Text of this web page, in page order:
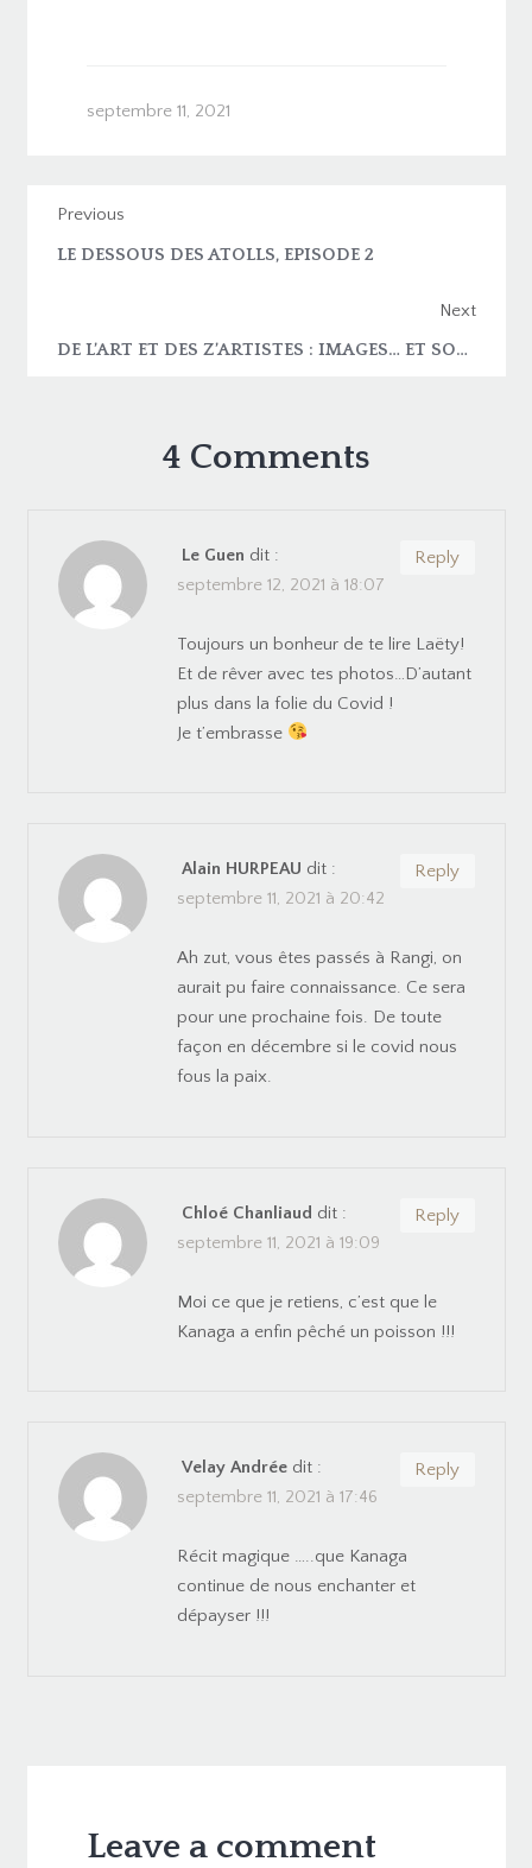
septembre 11, 2021
Previous
LE DESSOUS DES ATOLLS, EPISODE 2
Next
DE L’ART ET DES Z’ARTISTES : IMAGES… ET SONS !
4 Comments
Le Guen dit :
septembre 12, 2021 à 18:07
Toujours un bonheur de te lire Laëty!
Et de rêver avec tes photos…D’autant
plus dans la folie du Covid !
Je t’embrasse
Reply
Alain HURPEAU dit :
septembre 11, 2021 à 20:42
Ah zut, vous êtes passés à Rangi, on
aurait pu faire connaissance. Ce sera
pour une prochaine fois. De toute
façon en décembre si le covid nous
fous la paix.
Reply
Chloé Chanliaud dit :
septembre 11, 2021 à 19:09
Moi ce que je retiens, c’est que le
Kanaga a enfin pêché un poisson !!!
Reply
Velay Andrée dit :
septembre 11, 2021 à 17:46
Récit magique …..que Kanaga
continue de nous enchanter et
dépayser !!!
Reply
Leave a comment